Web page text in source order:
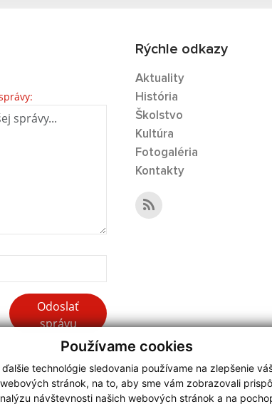
Používame cookies
technológie sledovania používame na zlepšenie
stránok, na to, aby sme vám zobrazovali
návštevnosti našich webových stránok a na
Odoslať
správu
Rýchle odkazy
Aktuality
História
Školstvo
Kultúra
Fotogaléria
Kontakty